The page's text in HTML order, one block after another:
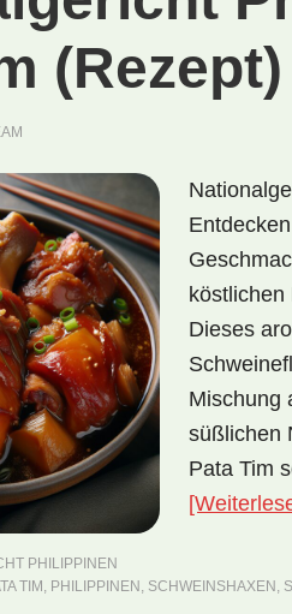
(Rezept)
Dieses
Mischung
süßlichen
Pata Tim
PHILIPPINEN
TIM , PHILIPPINEN , SCHWEINSHAXEN ,